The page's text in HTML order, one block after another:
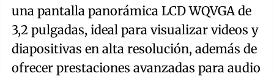
una pantalla panorámica LCD WQVGA de
3,2 pulgadas, ideal para visualizar videos y
diapositivas en alta resolución, además de
ofrecer prestaciones avanzadas para audio